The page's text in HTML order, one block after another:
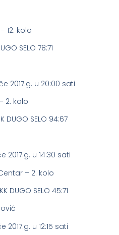
12. kolo
SELO 78:71
2017.g. u 20:00 sati
2. kolo
DUGO SELO 94:67
2017.g. u 14:30 sati
– 2. kolo
DUGO SELO 45:71
2017.g. u 12:15 sati